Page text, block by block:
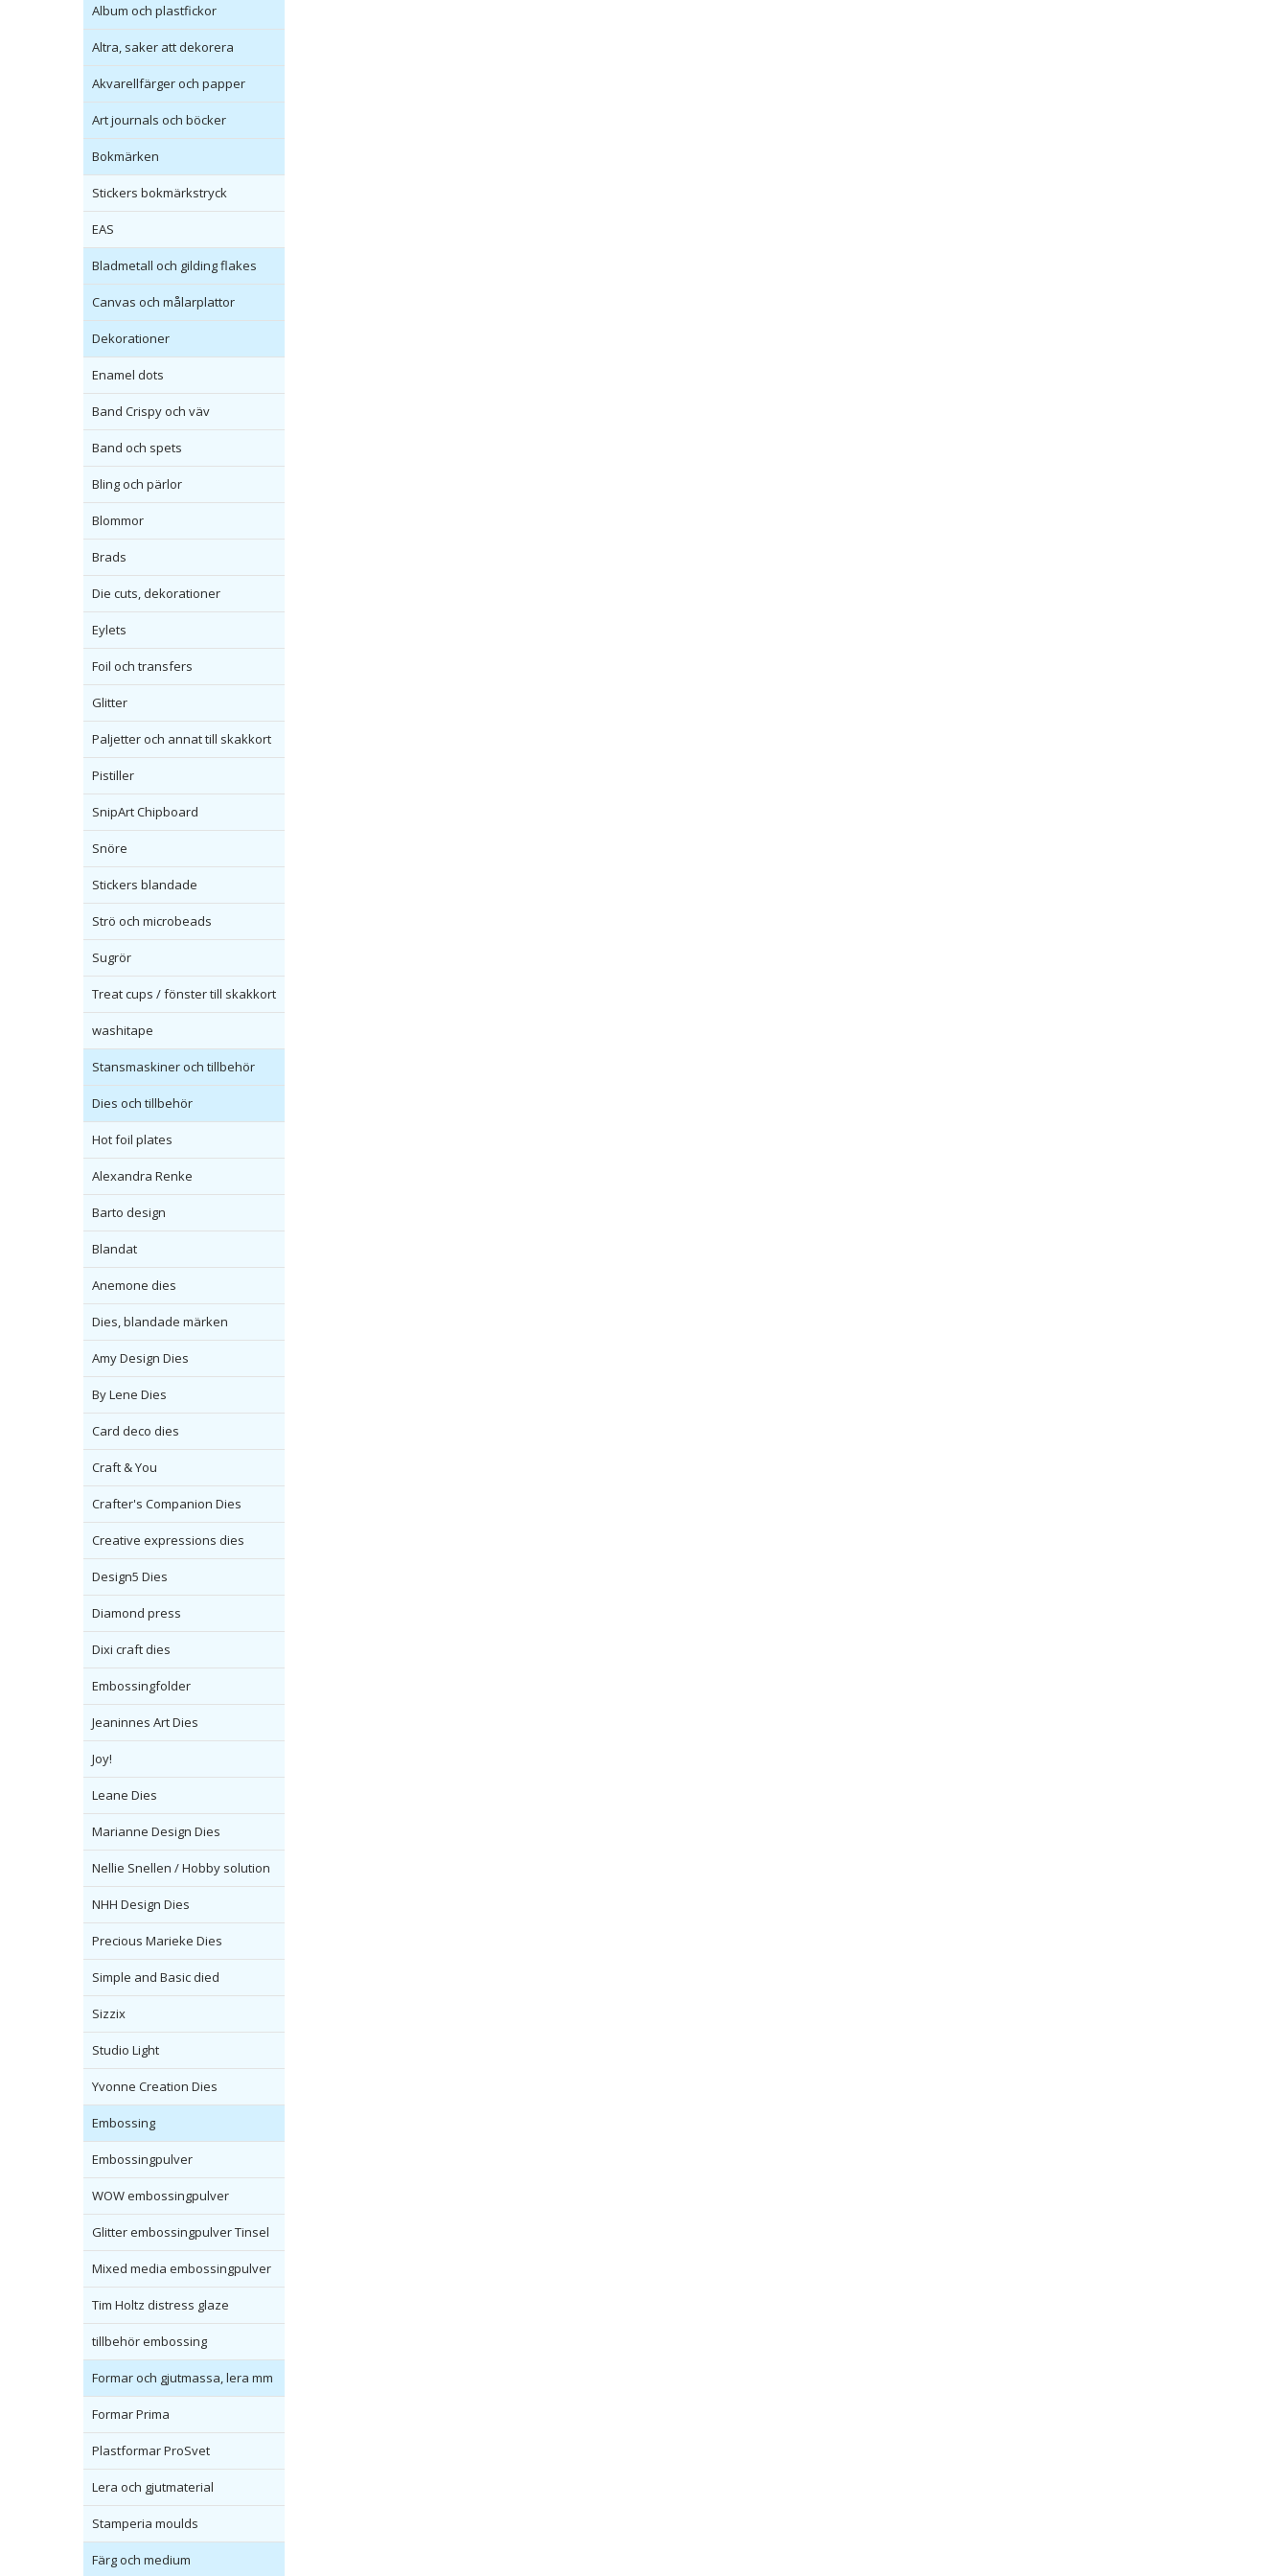
Album och plastfickor
Altra, saker att dekorera
Akvarellfärger och papper
Art journals och böcker
Bokmärken
Stickers bokmärkstryck
EAS
Bladmetall och gilding flakes
Canvas och målarplattor
Dekorationer
Enamel dots
Band Crispy och väv
Band och spets
Bling och pärlor
Blommor
Brads
Die cuts, dekorationer
Eylets
Foil och transfers
Glitter
Paljetter och annat till skakkort
Pistiller
SnipArt Chipboard
Snöre
Stickers blandade
Strö och microbeads
Sugrör
Treat cups / fönster till skakkort
washitape
Stansmaskiner och tillbehör
Dies och tillbehör
Hot foil plates
Alexandra Renke
Barto design
Blandat
Anemone dies
Dies, blandade märken
Amy Design Dies
By Lene Dies
Card deco dies
Craft & You
Crafter's Companion Dies
Creative expressions dies
Design5 Dies
Diamond press
Dixi craft dies
Embossingfolder
Jeaninnes Art Dies
Joy!
Leane Dies
Marianne Design Dies
Nellie Snellen / Hobby solution
NHH Design Dies
Precious Marieke Dies
Simple and Basic died
Sizzix
Studio Light
Yvonne Creation Dies
Embossing
Embossingpulver
WOW embossingpulver
Glitter embossingpulver Tinsel
Mixed media embossingpulver
Tim Holtz distress glaze
tillbehör embossing
Formar och gjutmassa, lera mm
Formar Prima
Plastformar ProSvet
Lera och gjutmaterial
Stamperia moulds
Färg och medium